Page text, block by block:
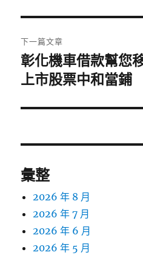
覽
文
章:
下一篇文章
下
一
文
彰化機車借款幫您
上市股票中和當鋪
彙整
2026 年 8 月
2026 年 7 月
2026 年 6 月
2026 年 5 月